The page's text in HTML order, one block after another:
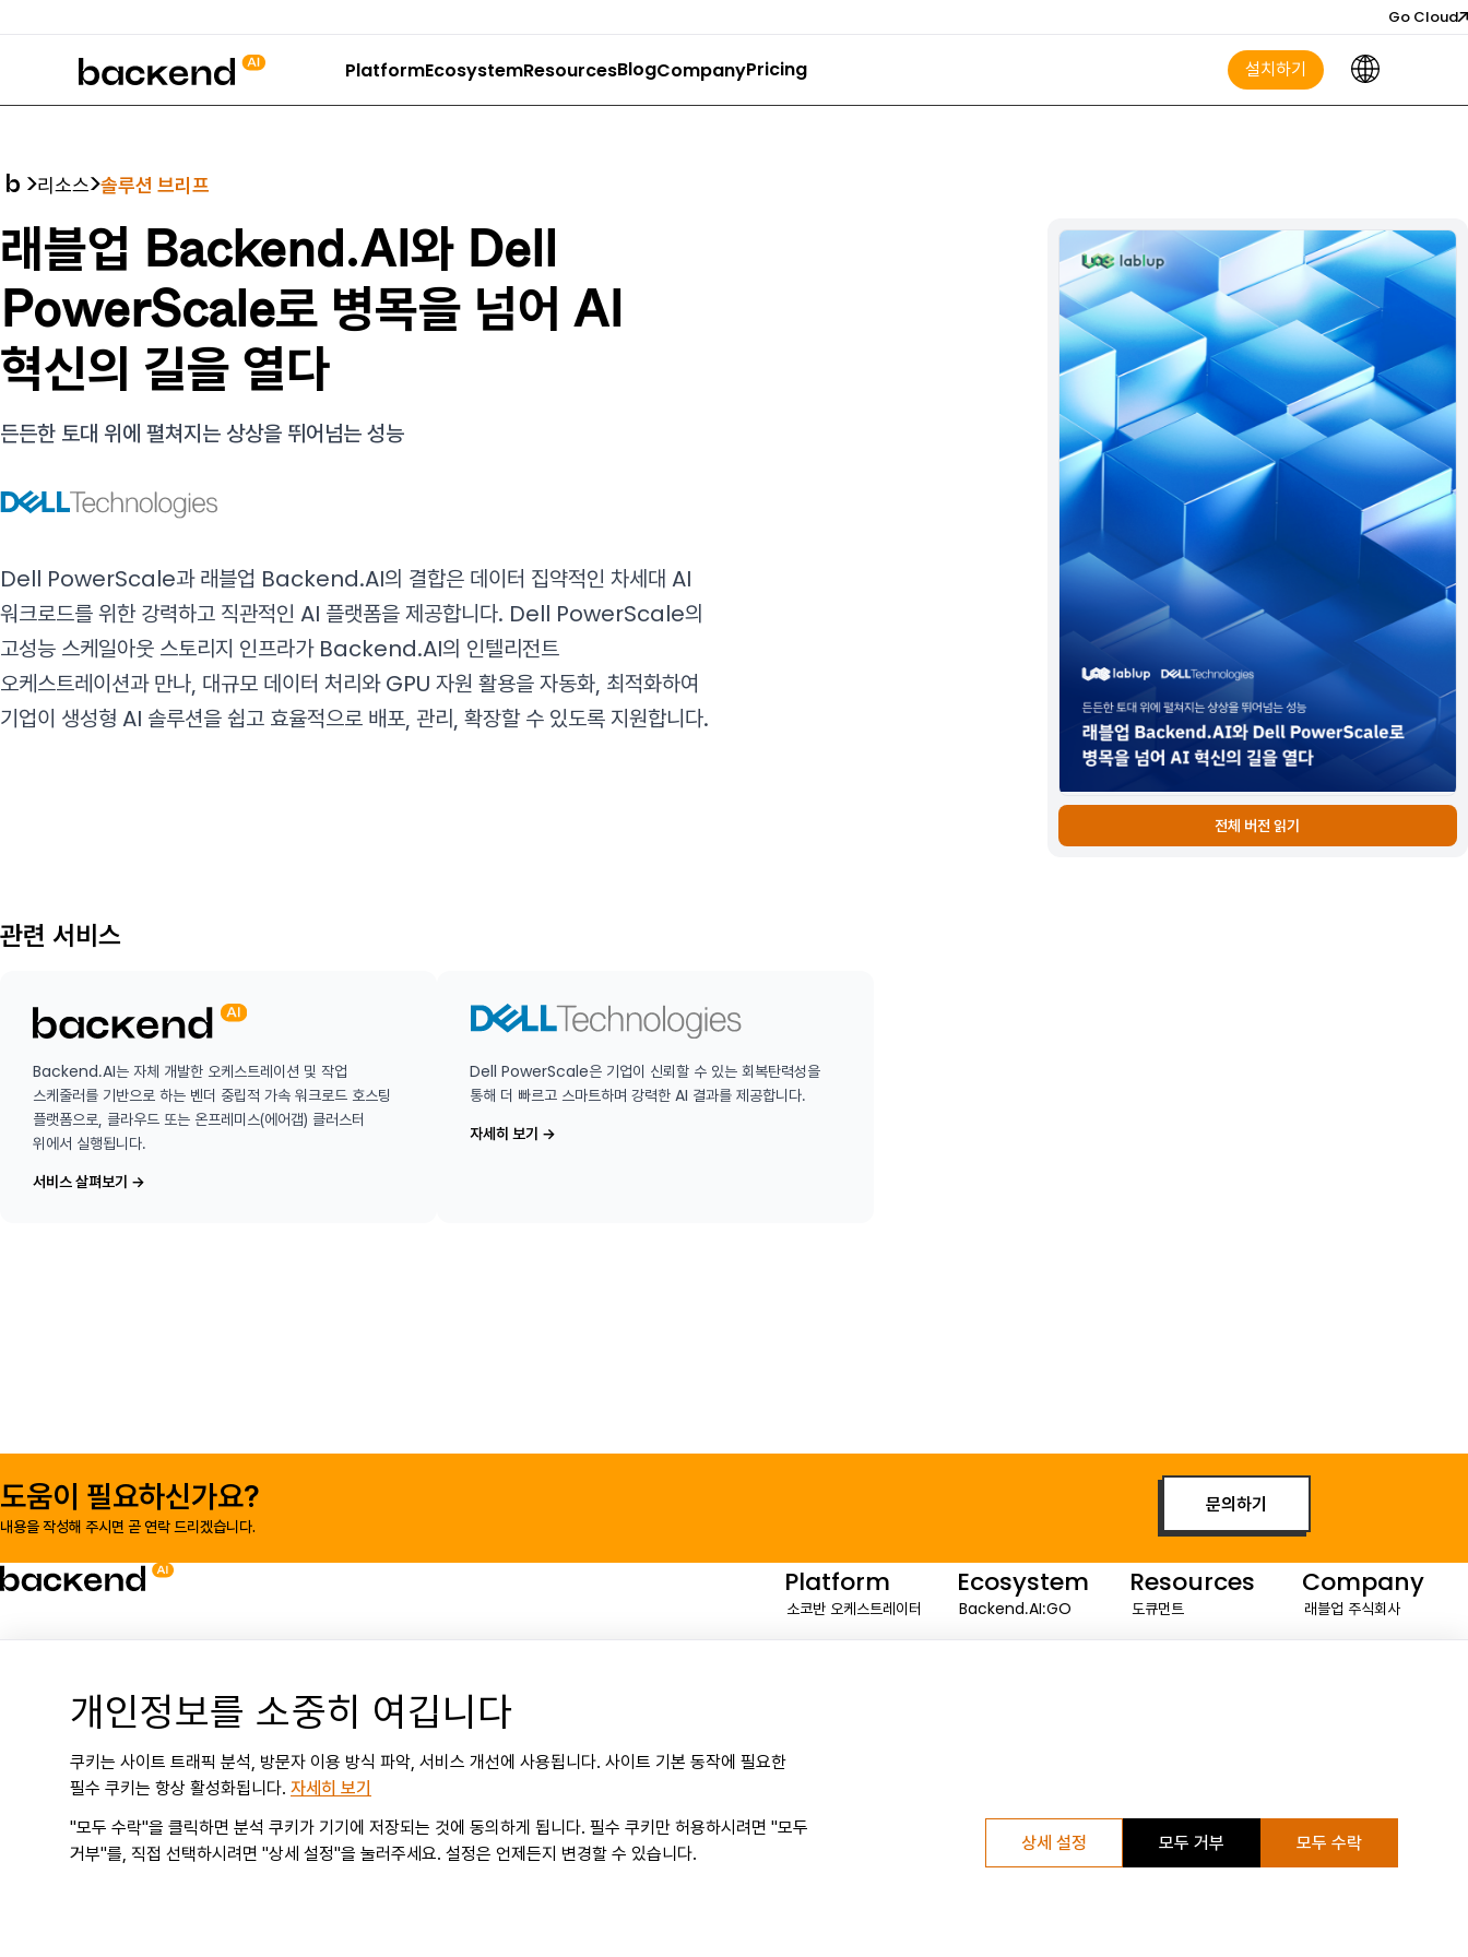
Go Cloud
PlatformEcosystemResourcesBlogCompanyPricing 설치하기
리소스 솔루션 브리프
래블업 Backend.AI와 Dell
PowerScale로 병목을 넘어 AI
혁신의 길을 열다
든든한 토대 위에 펼쳐지는 상상을 뛰어넘는 성능
Dell PowerScale과 래블업 Backend.AI의 결합은 데이터 집약적인 차세대 AI
워크로드를 위한 강력하고 직관적인 AI 플랫폼을 제공합니다. Dell PowerScale의
고성능 스케일아웃 스토리지 인프라가 Backend.AI의 인텔리전트
오케스트레이션과 만나, 대규모 데이터 처리와 GPU 자원 활용을 자동화, 최적화하여
기업이 생성형 AI 솔루션을 쉽고 효율적으로 배포, 관리, 확장할 수 있도록 지원합니다.
전체 버전 읽기
관련 서비스
Backend.AI는 자체 개발한 오케스트레이션 및 작업
스케줄러를 기반으로 하는 벤더 중립적 가속 워크로드 호스팅
플랫폼으로, 클라우드 또는 온프레미스(에어갭) 클러스터
위에서 실행됩니다.
서비스 살펴보기 →
Dell PowerScale은 기업이 신뢰할 수 있는 회복탄력성을
통해 더 빠르고 스마트하며 강력한 AI 결과를 제공합니다.
자세히 보기 →
도움이 필요하신가요?
내용을 작성해 주시면 곧 연락 드리겠습니다.
문의하기
Platform
소코반 오케스트레이터
All-SMI
Ecosystem
Backend.AI:GO
Resources
도큐먼트
다운로드
Company
래블업 주식회사
개인정보를 소중히 여깁니다
쿠키는 사이트 트래픽 분석, 방문자 이용 방식 파악, 서비스 개선에 사용됩니다. 사이트 기본 동작에 필요한
필수 쿠키는 항상 활성화됩니다. 자세히 보기
"모두 수락"을 클릭하면 분석 쿠키가 기기에 저장되는 것에 동의하게 됩니다. 필수 쿠키만 허용하시려면 "모두
거부"를, 직접 선택하시려면 "상세 설정"을 눌러주세요. 설정은 언제든지 변경할 수 있습니다.
상세 설정 모두 거부 모두 수락